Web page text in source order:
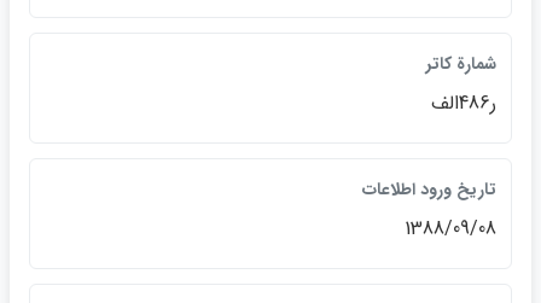
شمارة كاتر
ر486الف
تاريخ ورود اطلاعات
1388/09/08